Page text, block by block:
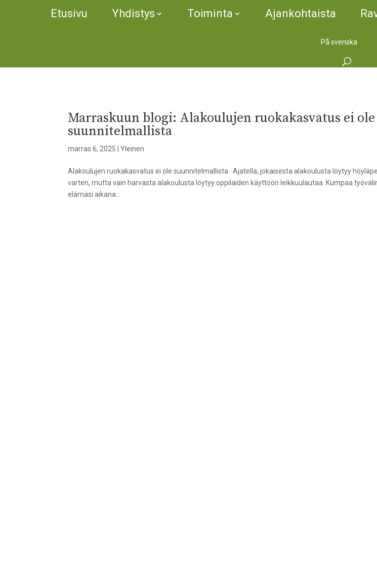
Etusivu Yhdistys Toiminta Ajankohtaista
På svenska
Marraskuun blogi: Alakoulujen ruokakasvatus ei ole
suunnitelmallista
marras 6, 2025 |Yleinen
Alakoulujen ruokakasvatus ei ole suunnitelmallista Ajatella, jokaisesta alakoulusta löytyy
varten, mutta vain harvasta alakoulusta löytyy oppilaiden käyttöön leikkuulautaa. Kumpaa
elämäsi aikana...